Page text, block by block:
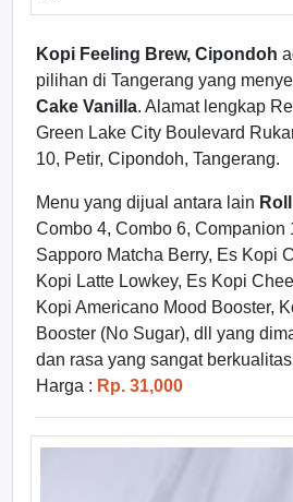
Kopi Feeling Brew, Cipondoh
pilihan di Tangerang yang
Cake Vanilla. Alamat lengkap
Green Lake City Boulevard
10, Petir, Cipondoh, Tangerang.
Menu yang dijual antara lain
Combo 4, Combo 6, Companion
Sapporo Matcha Berry, Es Kopi
Kopi Latte Lowkey, Es Kopi
Kopi Americano Mood Booster,
Booster (No Sugar), dll yang
dan rasa yang sangat
Harga : Rp. 31,000